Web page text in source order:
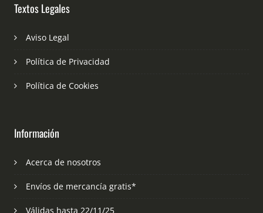
Textos Legales
Aviso Legal
Política de Privacidad
Política de Cookies
Información
Acerca de nosotros
Envíos de mercancía gratis*
Válidas hasta 22/11/25